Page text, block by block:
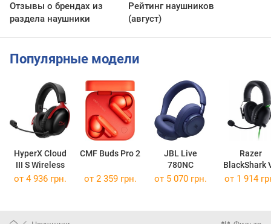
Отзывы о брендах из
раздела наушники
Рейтинг наушников
(август)
Популярные модели
HyperX Cloud
III S Wireless
CMF Buds Pro 2
JBL Live
780NC
Razer
BlackShark
X
от 4 936 грн. от 2 359 грн. от 5 070 грн. от 1 914